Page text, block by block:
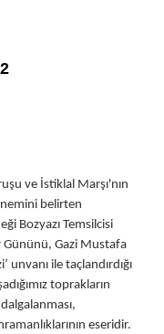
ve İstiklal Marşı'nın
belirten
Bozyazı Temsilcisi
Gününü, Gazi Mustafa
unvanı ile taçlandırdığı
toprakların
eseridir.